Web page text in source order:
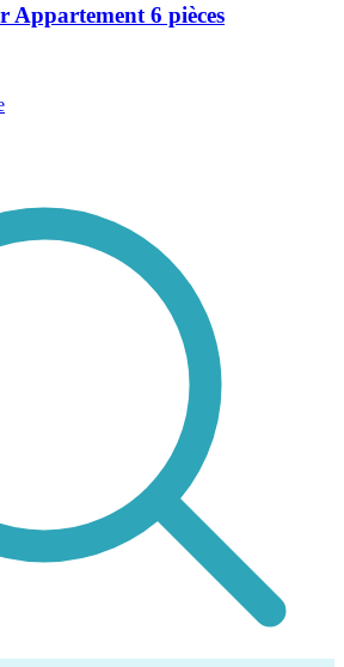
Appartement 6 pièces